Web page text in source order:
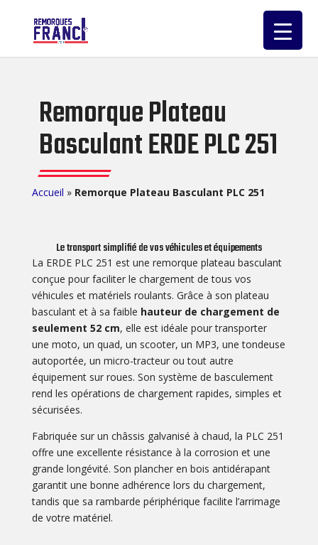
Remorque Plateau
Basculant ERDE PLC 251
Accueil » Remorque Plateau Basculant PLC 251
Le transport simplifié de vos véhicules et équipements
La ERDE PLC 251 est une remorque plateau basculant
conçue pour faciliter le chargement de tous vos
véhicules et matériels roulants. Grâce à son plateau
basculant et à sa faible hauteur de chargement de
seulement 52 cm, elle est idéale pour transporter
une moto, un quad, un scooter, un MP3, une tondeuse
autoportée, un micro-tracteur ou tout autre
équipement sur roues. Son système de basculement
rend les opérations de chargement rapides, simples et
sécurisées.
Fabriquée sur un châssis galvanisé à chaud, la PLC 251
offre une excellente résistance à la corrosion et une
grande longévité. Son plancher en bois antidérapant
garantit une bonne adhérence lors du chargement,
tandis que sa rambarde périphérique facilite l’arrimage
de votre matériel.